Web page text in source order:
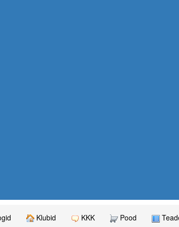
Klubid KKK Pood